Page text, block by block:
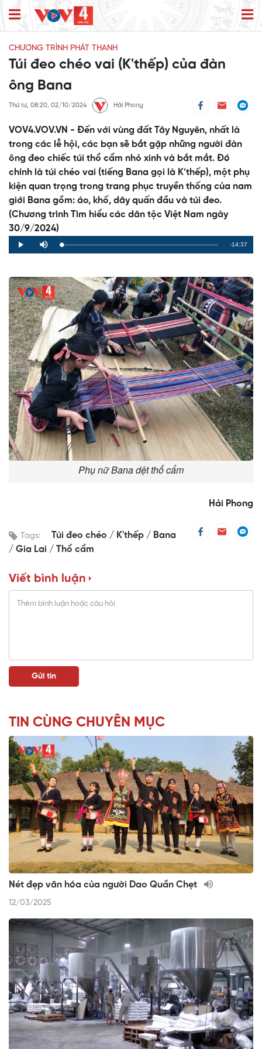
CHƯƠNG TRÌNH PHÁT THANH
Túi đeo chéo vai (K'thếp) của đàn
ông Bana
Thứ tư, 08:20, 02/10/2024 Hải Phong
VOV4.VOV.VN - Đến với vùng đất Tây Nguyên, nhất là
trong các lễ hội, các bạn sẽ bắt gặp những người đàn
ông đeo chiếc túi thổ cẩm nhỏ xinh và bắt mắt. Đó
chính là túi chéo vai (tiếng Bana gọi là K’thếp), một phụ
kiện quan trọng trong trang phục truyền thống của nam
giới Bana gồm: áo, khố, dây quấn đầu và túi đeo.
(Chương trình Tìm hiểu các dân tộc Việt Nam ngày
30/9/2024)
Play Mute Loaded:
0%
Progress:
0%
Remaining
-14:37
Phụ nữ Bana dệt thổ cẩm
Hải Phong
Tags:
Túi đeo chéo / K'thếp / Bana
/ Gia Lai / Thổ cẩm
Viết bình luận
TIN CÙNG CHUYÊN MỤC
Nét đẹp văn hóa của người Dao Quần Chẹt
12/03/2025